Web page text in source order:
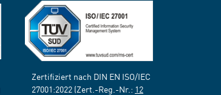
Zertifiziert nach DIN EN ISO/IEC
27001:2022 (Zert.-Reg.-Nr.: 12